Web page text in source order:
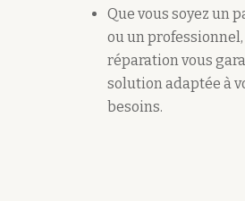
Que vous soyez un
ou un
réparation vous
solution adaptée à
besoins.